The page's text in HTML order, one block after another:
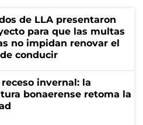
de LLA presentaron
para que las multas
no impidan renovar el
conducir
invernal: la
bonaerense retoma la